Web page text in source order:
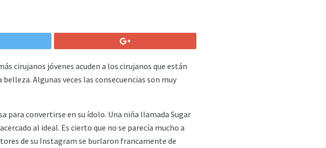
cirujanos jóvenes acuden a los cirujanos que están
Algunas veces las consecuencias son muy
para convertirse en su ídolo. Una niña llamada Sugar
al ideal. Es cierto que no se parecía mucho a
de su Instagram se burlaron francamente de